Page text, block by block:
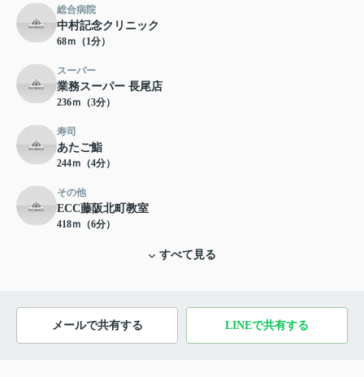
総合病院
中村記念クリニック
68ｍ（1分）
スーパー
業務スーパー 長尾店
236ｍ（3分）
寿司
あたご鮨
244ｍ（4分）
その他
ECC藤阪北町教室
418ｍ（6分）
すべて見る
メールで共有する LINEで共有する